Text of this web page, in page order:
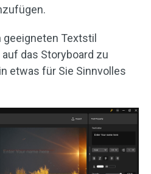
geeigneten Textstil
das Storyboard zu
etwas für Sie Sinnvolles